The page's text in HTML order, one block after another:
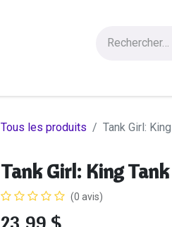
Tous les produits Tank Girl:
Tank Girl: King
(0 avis)